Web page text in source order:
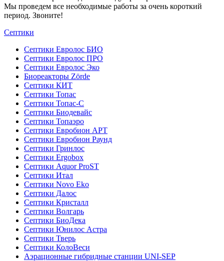
Мы проведем все необходимые работы за очень короткий
период. Звоните!
Септики
Септики Евролос БИО
Септики Евролос ПРО
Септики Евролос Эко
Биореакторы Zörde
Септики КИТ
Септики Топас
Септики Топас-С
Септики Биодевайс
Септики Топаэро
Септики Евробион АРТ
Септики Евробион Раунд
Септики Гринлос
Септики Ergobox
Септики Aquor ProST
Септики Итал
Септики Novo Eko
Септики Далос
Септики Кристалл
Септики Волгарь
Септики БиоДека
Септики Юнилос Астра
Септики Тверь
Септики КолоВеси
Аэрационные гибридные станции UNI-SEP